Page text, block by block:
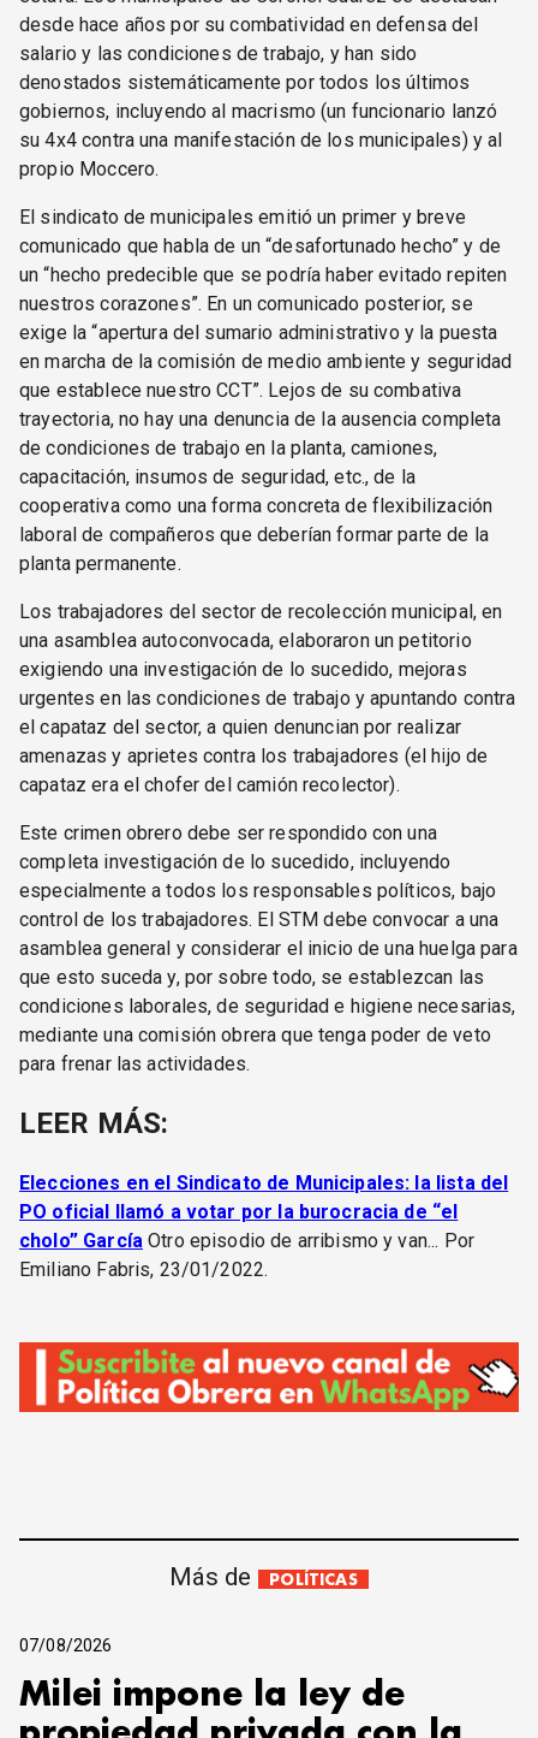
desde hace años por su combatividad en defensa del
salario y las condiciones de trabajo, y han sido
denostados sistemáticamente por todos los últimos
gobiernos, incluyendo al macrismo (un funcionario lanzó
su 4x4 contra una manifestación de los municipales) y al
propio Moccero.
El sindicato de municipales emitió un primer y breve
comunicado que habla de un “desafortunado hecho” y de
un “hecho predecible que se podría haber evitado repiten
nuestros corazones”. En un comunicado posterior, se
exige la “apertura del sumario administrativo y la puesta
en marcha de la comisión de medio ambiente y seguridad
que establece nuestro CCT”. Lejos de su combativa
trayectoria, no hay una denuncia de la ausencia completa
de condiciones de trabajo en la planta, camiones,
capacitación, insumos de seguridad, etc., de la
cooperativa como una forma concreta de flexibilización
laboral de compañeros que deberían formar parte de la
planta permanente.
Los trabajadores del sector de recolección municipal, en
una asamblea autoconvocada, elaboraron un petitorio
exigiendo una investigación de lo sucedido, mejoras
urgentes en las condiciones de trabajo y apuntando contra
el capataz del sector, a quien denuncian por realizar
amenazas y aprietes contra los trabajadores (el hijo de
capataz era el chofer del camión recolector).
Este crimen obrero debe ser respondido con una
completa investigación de lo sucedido, incluyendo
especialmente a todos los responsables políticos, bajo
control de los trabajadores. El STM debe convocar a una
asamblea general y considerar el inicio de una huelga para
que esto suceda y, por sobre todo, se establezcan las
condiciones laborales, de seguridad e higiene necesarias,
mediante una comisión obrera que tenga poder de veto
para frenar las actividades.
LEER MÁS:
Elecciones en el Sindicato de Municipales: la lista del
PO oficial llamó a votar por la burocracia de “el
cholo” GarcíaOtro episodio de arribismo y van... Por
Emiliano Fabris, 23/01/2022.
Más de POLÍTICAS
07/08/2026
Milei impone la ley de